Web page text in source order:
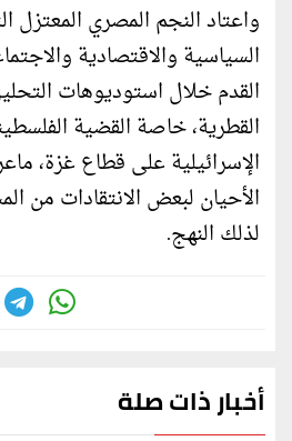
واعتاد النجم المصري المعتزل
السياسية والاقتصادية
القدم خلال استوديوهات
القطرية، خاصة القضية
الإسرائيلية على قطاع غزة،
الأحيان لبعض الانتقادات من
لذلك النهج.
أخبار ذات صلة